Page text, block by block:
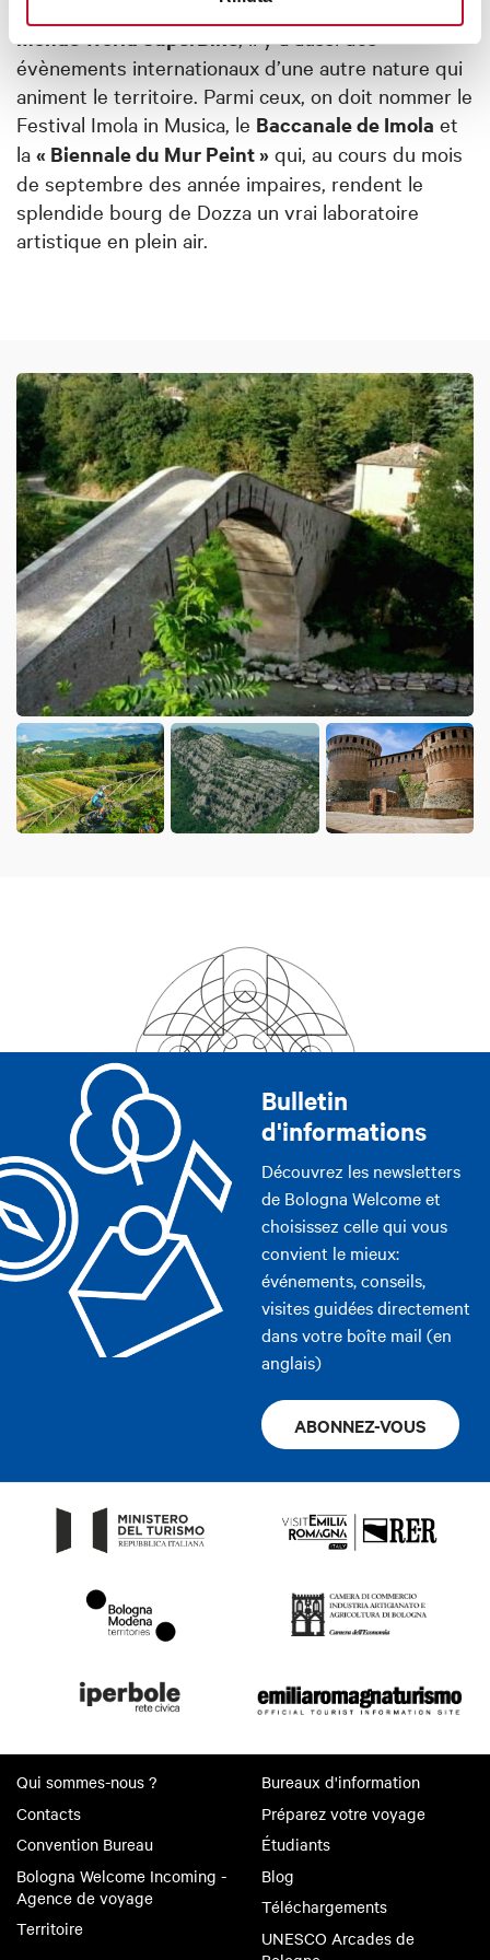
ayant leur point culminant dans le
monde World SuperBike, il y a aussi des
évènements internationaux d’une autre nature qui
animent le territoire. Parmi ceux, on doit nommer le
Festival Imola in Musica, le Baccanale de Imola et
la « Biennale du Mur Peint » qui, au cours du mois
de septembre des année impaires, rendent le
splendide bourg de Dozza un vrai laboratoire
artistique en plein air.
Bulletin
d'informations
Découvrez les newsletters
de Bologna Welcome et
choisissez celle qui vous
convient le mieux:
événements, conseils,
visites guidées directement
dans votre boîte mail (en
anglais)
ABONNEZ-VOUS
Qui sommes-nous ?
Contacts
Convention Bureau
Bologna Welcome Incoming -
Agence de voyage
Territoire
Bureaux d'information
Préparez votre voyage
Étudiants
Blog
Téléchargements
UNESCO Arcades de